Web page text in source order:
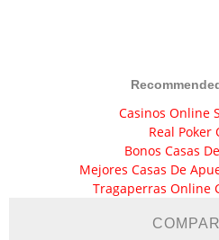
Casinos Online
Real Poker
Bonos Casas
Mejores Casas De
Tragaperras Online